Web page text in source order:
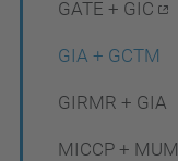
GATE + GIC
GIA + GCTM
GIRMR + GIA
MICCP + MUM